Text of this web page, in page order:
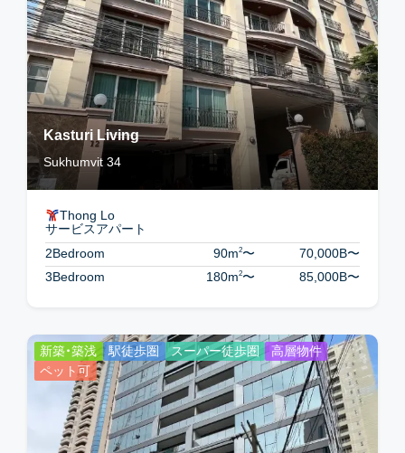
Kasturi Living
Sukhumvit 34
Thong Lo
サービスアパート
2Bedroom
90m2〜 70,000B〜
3Bedroom
180m2〜 85,000B〜
新築・築浅 駅徒歩圏 スーパー徒歩圏
高層物件
ペット可